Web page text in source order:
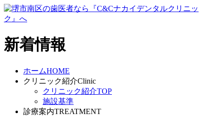
新着情報
ホームHOME
クリニック紹介Clinic
クリニック紹介TOP
施設基準
診療案内TREATMENT